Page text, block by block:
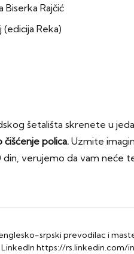
Biserka Rajčić
Reka)
šetališta skrenete u
čišćenje polica. Uzmite
verujemo da vam neće
srpski prevodilac i
https://rs.linkedin.com/